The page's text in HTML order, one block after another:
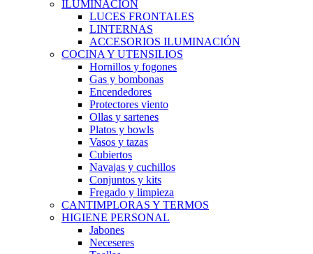
ILUMINACION
LUCES FRONTALES
LINTERNAS
ACCESORIOS ILUMINACIÓN
COCINA Y UTENSILIOS
Hornillos y fogones
Gas y bombonas
Encendedores
Protectores viento
Ollas y sartenes
Platos y bowls
Vasos y tazas
Cubiertos
Navajas y cuchillos
Conjuntos y kits
Fregado y limpieza
CANTIMPLORAS Y TERMOS
HIGIENE PERSONAL
Jabones
Neceseres